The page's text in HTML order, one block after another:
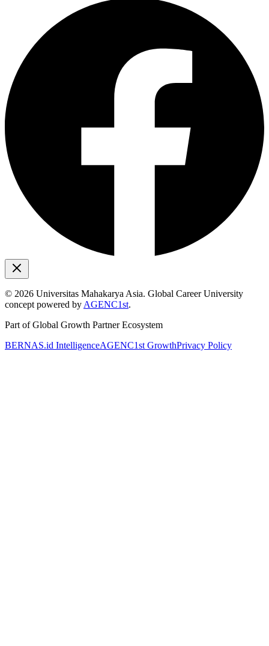
© 2026 Universitas Mahakarya Asia. Global Career University
concept powered by AGENC1st.
Part of Global Growth Partner Ecosystem
BERNAS.id IntelligenceAGENC1st GrowthPrivacy Policy